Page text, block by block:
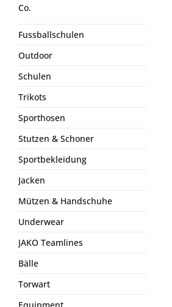
Co.
Fussballschulen
Outdoor
Schulen
Trikots
Sporthosen
Stutzen & Schoner
Sportbekleidung
Jacken
Mützen & Handschuhe
Underwear
JAKO Teamlines
Bälle
Torwart